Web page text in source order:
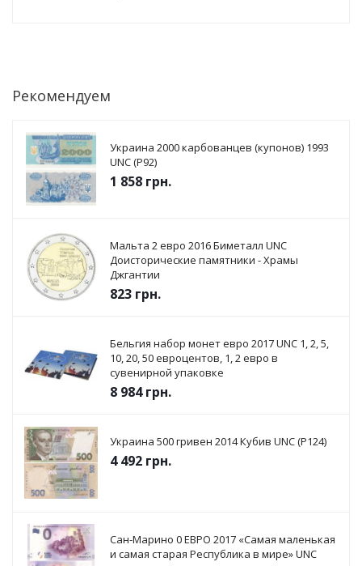
Рекомендуем
Украина 2000 карбованцев (купонов) 1993
UNC (P92)
1 858 грн.
Мальта 2 евро 2016 Биметалл UNC
Доисторические памятники - Храмы
Джгантии
823 грн.
Бельгия набор монет евро 2017 UNC 1, 2, 5,
10, 20, 50 евроцентов, 1, 2 евро в
сувенирной упаковке
8 984грн.
Украина 500 гривен 2014 Кубив UNC (P124)
4 492 грн.
Сан-Марино 0 ЕВРО 2017 «Самая маленькая
и самая старая Республика в мире» UNC